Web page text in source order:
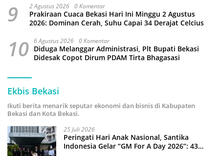
9 2 Agustus 2026 0 Komentar
Prakiraan Cuaca Bekasi Hari Ini Minggu 2 Agustus
2026: Dominan Cerah, Suhu Capai 34 Derajat Celcius
10 6 Agustus 2026 0 Komentar
Diduga Melanggar Administrasi, Plt Bupati Bekasi
Didesak Copot Dirum PDAM Tirta Bhagasasi
Ekbis Bekasi
Ikuti berita menarik seputar ekonomi dan bisnis di Kabupaten
Bekasi dan Kota Bekasi.
25 Juli 2026
Peringati Hari Anak Nasional, Santika
Indonesia Gelar “GM For A Day 2026”: 43